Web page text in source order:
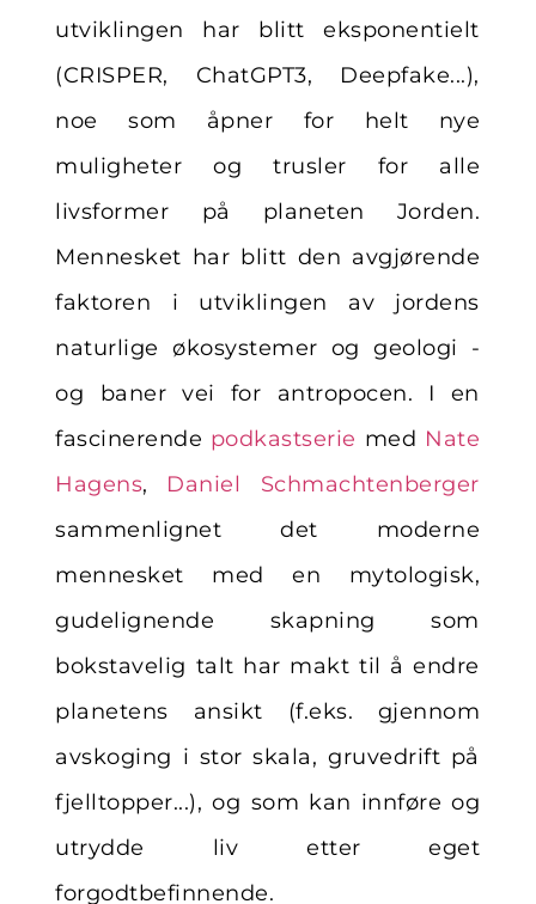
utviklingen har blitt eksponentielt
(CRISPER, ChatGPT3, Deepfake...),
noe som åpner for helt nye
muligheter og trusler for alle
livsformer på planeten Jorden.
Mennesket har blitt den avgjørende
faktoren i utviklingen av jordens
naturlige økosystemer og geologi -
og baner vei for antropocen. I en
fascinerende podkastserie med Nate
Hagens, Daniel Schmachtenberger
sammenlignet det moderne
mennesket med en mytologisk,
gudelignende skapning som
bokstavelig talt har makt til å endre
planetens ansikt (f.eks. gjennom
avskoging i stor skala, gruvedrift på
fjelltopper...), og som kan innføre og
utrydde liv etter eget
forgodtbefinnende.